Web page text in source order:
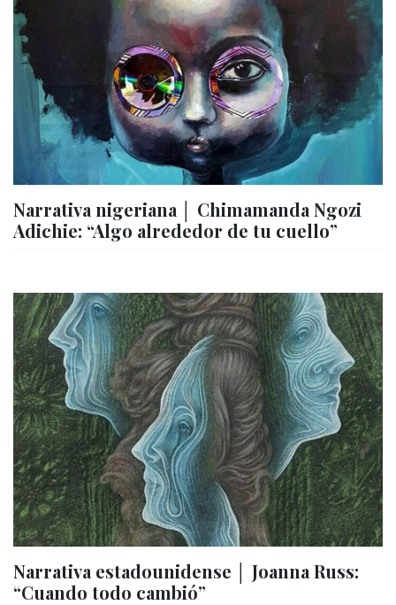
Narrativa nigeriana │ Chimamanda Ngozi
Adichie: “Algo alrededor de tu cuello”
Narrativa estadounidense │ Joanna Russ:
“Cuando todo cambió”